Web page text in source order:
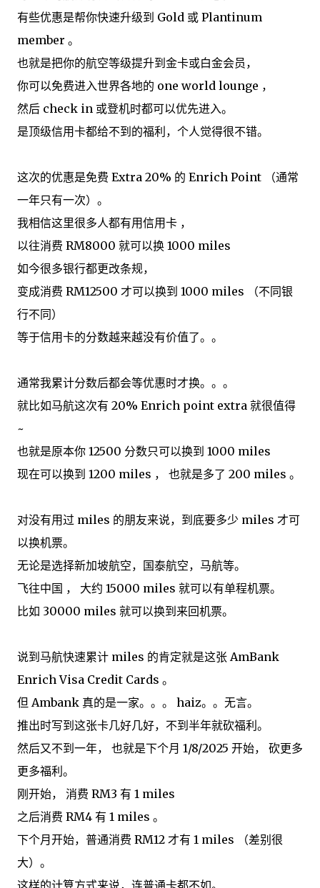
有些优惠是帮你快速升级到 Gold 或 Plantinum
member 。
也就是把你的航空等级提升到金卡或白金会员，
你可以免费进入世界各地的 one world lounge ，
然后 check in 或登机时都可以优先进入。
是顶级信用卡都给不到的福利，个人觉得很不错。
这次的优惠是免费 Extra 20% 的 Enrich Point （通常
一年只有一次）。
我相信这里很多人都有用信用卡 ，
以往消费 RM8000 就可以换 1000 miles
如今很多银行都更改条规，
变成消费 RM12500 才可以换到 1000 miles （不同银
行不同）
等于信用卡的分数越来越没有价值了。。
通常我累计分数后都会等优惠时才换。。。
就比如马航这次有 20% Enrich point extra 就很值得
~
也就是原本你 12500 分数只可以换到 1000 miles
现在可以换到 1200 miles ， 也就是多了 200 miles 。
对没有用过 miles 的朋友来说，到底要多少 miles 才可
以换机票。
无论是选择新加坡航空，国泰航空，马航等。
飞往中国 ， 大约 15000 miles 就可以有单程机票。
比如 30000 miles 就可以换到来回机票。
说到马航快速累计 miles 的肯定就是这张 AmBank
Enrich Visa Credit Cards 。
但 Ambank 真的是一家。。。 haiz。。无言。
推出时写到这张卡几好几好，不到半年就砍福利。
然后又不到一年， 也就是下个月 1/8/2025 开始， 砍更多
更多福利。
刚开始， 消费 RM3 有 1 miles
之后消费 RM4 有 1 miles 。
下个月开始，普通消费 RM12 才有 1 miles （差别很
大）。
这样的计算方式来说，连普通卡都不如。